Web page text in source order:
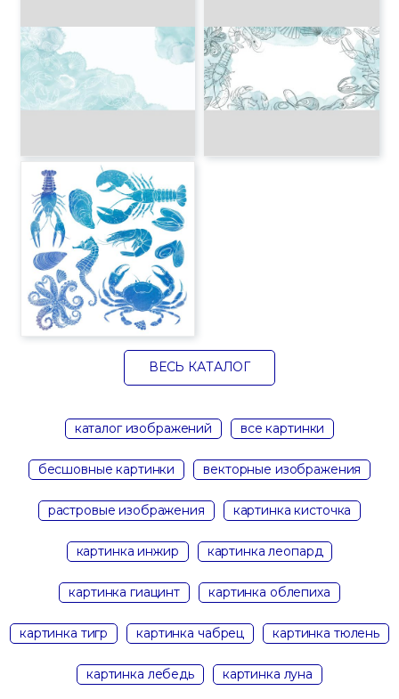
ВЕСЬ КАТАЛОГ
каталог изображений все картинки
бесшовные картинки векторные изображения
растровые изображения картинка кисточка
картинка инжир картинка леопард
картинка гиацинт картинка облепиха
картинка тигр картинка чабрец картинка тюлень
картинка лебедь картинка луна